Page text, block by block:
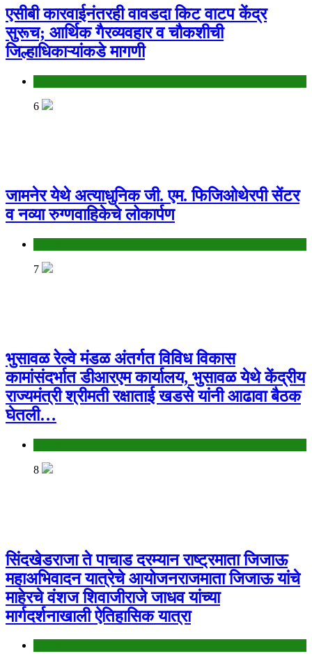
एसीबी कारवाईनंतरही वावडदा किट वाटप केंद्र
सुरूच; आर्थिक गैरव्यवहार व चौकशीची
जिल्हाधिकाऱ्यांकडे मागणी
6
जामनेर येथे अत्याधुनिक जी. एम. फिजिओथेरपी सेंटर
व नव्या रुग्णवाहिकेचे लोकार्पण
7
भुसावळ रेल्वे मंडळ अंतर्गत विविध विकास
कामांसंदर्भात डीआरएम कार्यालय, भुसावळ येथे केंद्रीय
राज्यमंत्री श्रीमती रक्षाताई खडसे यांनी आढावा बैठक
घेतली…
8
सिंदखेडराजा ते पाचाड दरम्यान राष्ट्रमाता जिजाऊ
महाअभिवादन यात्रेचे आयोजनराजमाता जिजाऊ यांचे
माहेरचे वंशज शिवाजीराजे जाधव यांच्या
मार्गदर्शनाखाली ऐतिहासिक यात्रा